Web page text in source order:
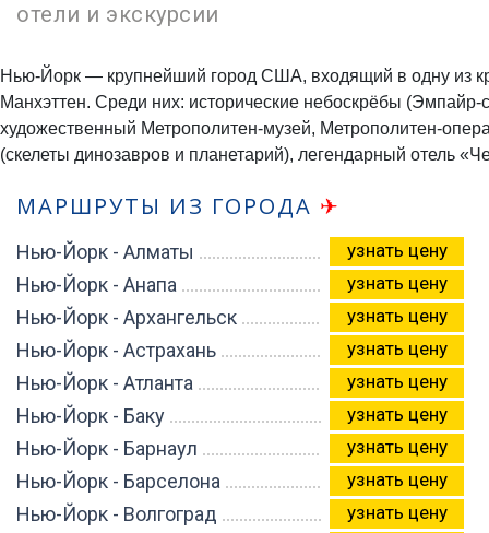
отели и экскурсии
Нью-Йорк — крупнейший город США, входящий в одну из
Манхэттен. Среди них: исторические небоскрёбы (Эмпайр-
художественный Метрополитен-музей, Метрополитен-
(скелеты динозавров и планетарий), легендарный отель
МАРШРУТЫ ИЗ ГОРОДА ✈
Нью-Йорк - Алматы узнать цену
Нью-Йорк - Анапа узнать цену
Нью-Йорк - Архангельск узнать цену
Нью-Йорк - Астрахань узнать цену
Нью-Йорк - Атланта узнать цену
Нью-Йорк - Баку узнать цену
Нью-Йорк - Барнаул узнать цену
Нью-Йорк - Барселона узнать цену
Нью-Йорк - Волгоград узнать цену